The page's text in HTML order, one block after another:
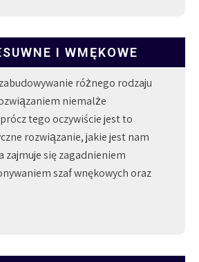
I WMĘKOWE
różnego rodzaju
niemalże
tego oczywiście jest to
rozwiązanie, jakie jest nam
zajmuje się zagadnieniem
szaf wnękowych oraz